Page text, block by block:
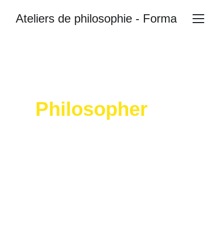
Ateliers de philosophie - Formations
Philosopher, ça